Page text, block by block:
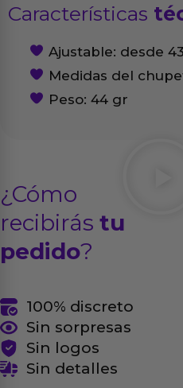
Características
Ajustable: desde
Medidas del
Peso: 44 gr
¿Cómo
recibirás tu
pedido?
100% discreto
Sin sorpresas
Sin logos
Sin detalles